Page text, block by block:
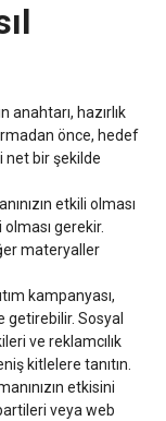
anahtarı, hazırlık
önce, hedef
net bir şekilde
etkili olması
gerekir.
materyaller
kampanyası,
getirebilir. Sosyal
ve reklamcılık
kitlelere tanıtın.
etkisini
veya web